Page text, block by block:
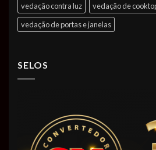
vedação contra luz
vedação de
vedação de portas e janelas
SELOS